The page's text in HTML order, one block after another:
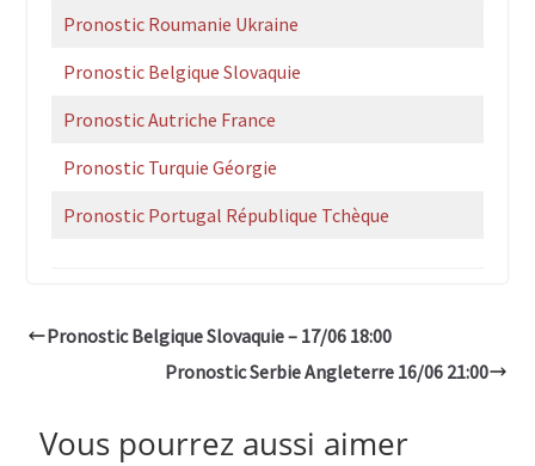
Pronostic Roumanie Ukraine
Pronostic Belgique Slovaquie
Pronostic Autriche France
Pronostic Turquie Géorgie
Pronostic Portugal République Tchèque
Pronostic Belgique Slovaquie – 17/06 18:00
Pronostic Serbie Angleterre 16/06 21:00
Vous pourrez aussi aimer